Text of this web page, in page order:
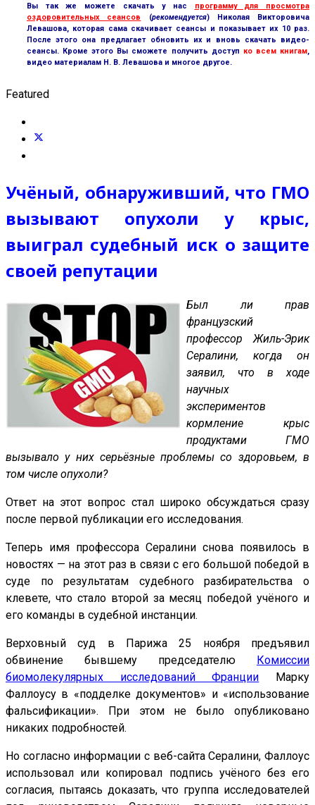
Вы так же можете скачать у нас
программу для просмотра
оздоровительных сеансов (рекомендуется) Николая Викторовича
Левашова, которая сама скачивает сеансы и показывает их 10 раз.
После этого она предлагает обновить их и вновь скачать видео-
сеансы. Кроме этого Вы сможете получить доступ ко всем книгам,
видео материалам Н. В. Левашова и многое другое.
Featured
Учёный, обнаруживший, что ГМО
вызывают опухоли у крыс,
выиграл судебный иск о защите
своей репутации
Был ли прав
французский
профессор Жиль-Эрик
Сералини, когда он
заявил, что в ходе
научных
экспериментов
кормление крыс
продуктами ГМО
вызывало у них серьёзные проблемы со здоровьем, в
том числе опухоли?
Ответ на этот вопрос стал широко обсуждаться сразу
после первой публикации его исследования.
Теперь имя профессора Сералини снова появилось в
новостях — на этот раз в связи с его большой победой в
суде по результатам судебного разбирательства о
клевете, что стало второй за месяц победой учёного и
его команды в судебной инстанции.
Верховный суд в Парижа 25 ноября предъявил
обвинение бывшему председателю
Комиссии
биомолекулярных исследований Франции Марку
Фаллоусу в «подделке документов» и «использование
фальсификации». При этом не было опубликовано
никаких подробностей.
Но согласно информации с веб-сайта Сералини, Фаллоус
использовал или копировал подпись учёного без его
согласия, пытаясь доказать, что группа исследователей